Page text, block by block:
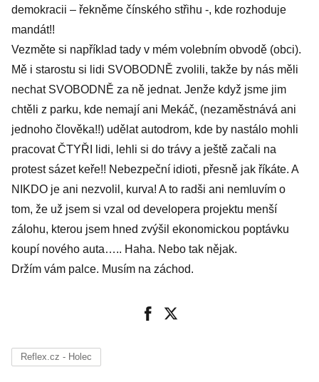
demokracii – řekněme čínského střihu -, kde rozhoduje
mandát!!
Vezměte si například tady v mém volebním obvodě (obci).
Mě i starostu si lidi SVOBODNĚ zvolili, takže by nás měli
nechat SVOBODNĚ za ně jednat. Jenže když jsme jim
chtěli z parku, kde nemají ani Mekáč, (nezaměstnává ani
jednoho člověka!!) udělat autodrom, kde by nastálo mohli
pracovat ČTYŘI lidi, lehli si do trávy a ještě začali na
protest sázet keře!! Nebezpeční idioti, přesně jak říkáte. A
NIKDO je ani nezvolil, kurva! A to radši ani nemluvím o
tom, že už jsem si vzal od developera projektu menší
zálohu, kterou jsem hned zvýšil ekonomickou poptávku
koupí nového auta….. Haha. Nebo tak nějak.
Držím vám palce. Musím na záchod.
Reflex.cz - Holec